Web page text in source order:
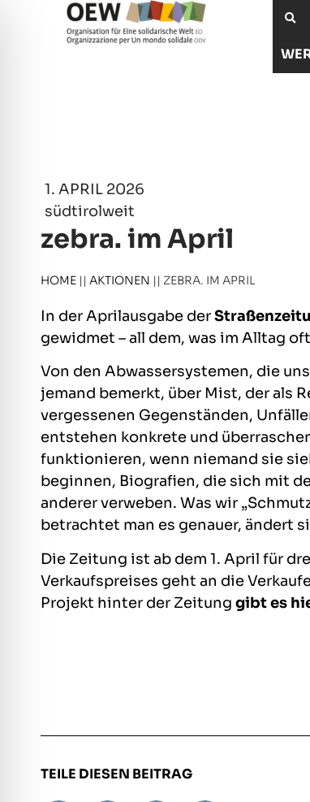
1. APRIL 2026
südtirolweit
zebra. im April
HOME || AKTIONEN || ZEBRA. IM APRIL
In der Aprilausgabe der
gewidmet – all dem, was im Alltag
Von den Abwassersystemen, die
jemand bemerkt, über Mist, der als
vergessenen Gegenständen,
entstehen konkrete und
funktionieren, wenn niemand sie
beginnen, Biografien, die sich mit
anderer verweben. Was wir
betrachtet man es genauer, ändert
Die Zeitung ist ab dem 1. April für
Verkaufspreises geht an die
Projekt hinter der Zeitung gibt es
TEILE DIESEN BEITRAG